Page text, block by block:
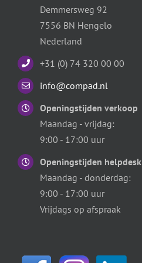
Demmersweg 92
7556 BN Hengelo
Nederland
+31 (0) 74 320 00 00
info@compad.nl
Openingstijden verkoop
Maandag - vrijdag:
9:00 - 17:00 uur
Openingstijden helpdesk
Maandag - donderdag:
9:00 - 17:00 uur
Vrijdags op afspraak